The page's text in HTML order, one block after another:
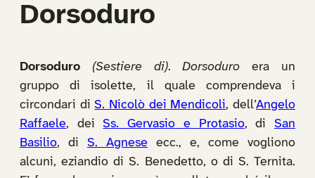
Dorsoduro
Dorsoduro (Sestiere di).Dorsoduro era un
gruppo di isolette, il quale comprendeva i
circondari diS. Nicolò dei Mendicoli, dell’Angelo
Raffaele, deiSs. Gervasio e Protasio, diSan
Basilio, di S. Agnese ecc., e, come vogliono
alcuni, eziandio di S. Benedetto, o di S. Ternita.